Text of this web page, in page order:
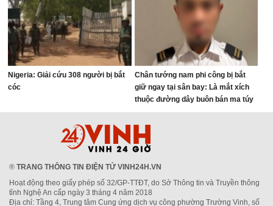
Nigeria: Giải cứu 308 người bị bắt
cóc
Chân tướng nam phi công bị bắt
giữ ngay tại sân bay: Là mắt xích
thuộc đường dây buôn bán ma túy
quốc tế
® TRANG THÔNG TIN ĐIỆN TỬ VINH24H.VN
Hoạt động theo giấy phép số 32/GP-TTĐT, do Sở Thông tin và Truyền thông
tỉnh Nghệ An cấp ngày 3 tháng 4 năm 2018
Địa chỉ: Tầng 4, Trung tâm Cung ứng dịch vụ công phường Trường Vinh, số